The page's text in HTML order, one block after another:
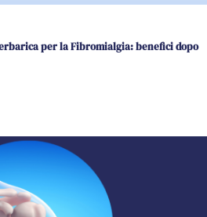
per la Fibromialgia: benefici dopo